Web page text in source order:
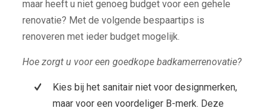
maar heeft u niet genoeg budget voor een gehele
renovatie? Met de volgende bespaartips is
renoveren met ieder budget mogelijk.
Hoe zorgt u voor een goedkope badkamerrenovatie?
Kies bij het sanitair niet voor designmerken,
maar voor een voordeliger B-merk. Deze